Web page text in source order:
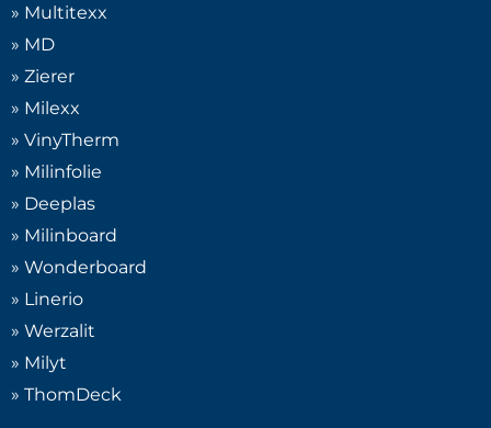
» Multitexx
» MD
» Zierer
» Milexx
» VinyTherm
» Milinfolie
» Deeplas
» Milinboard
» Wonderboard
» Linerio
» Werzalit
» Milyt
» ThomDeck